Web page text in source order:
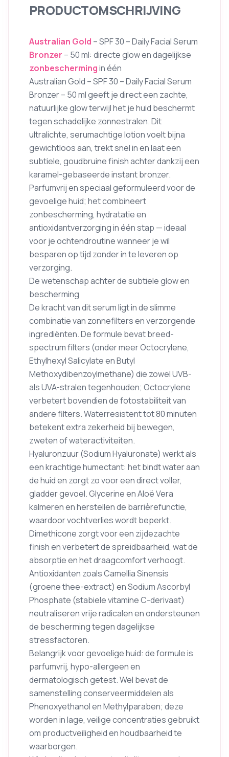
PRODUCTOMSCHRIJVING
Australian Gold – SPF 30 – Daily Facial Serum
Bronzer – 50 ml: directe glow en dagelijkse
zonbeschermingin één
Australian Gold – SPF 30 – Daily Facial Serum
Bronzer – 50 ml geeft je direct een zachte,
natuurlijke glow terwijl het je huid beschermt
tegen schadelijke zonnestralen. Dit
ultralichte, serumachtige lotion voelt bijna
gewichtloos aan, trekt snel in en laat een
subtiele, goudbruine finish achter dankzij een
karamel-gebaseerde instant bronzer.
Parfumvrij en speciaal geformuleerd voor de
gevoelige huid; het combineert
zonbescherming, hydratatie en
antioxidantverzorging in één stap — ideaal
voor je ochtendroutine wanneer je wil
besparen op tijd zonder in te leveren op
verzorging.
De wetenschap achter de subtiele glow en
bescherming
De kracht van dit serum ligt in de slimme
combinatie van zonnefilters en verzorgende
ingrediënten. De formule bevat breed-
spectrum filters (onder meer Octocrylene,
Ethylhexyl Salicylate en Butyl
Methoxydibenzoylmethane) die zowel UVB-
als UVA-stralen tegenhouden; Octocrylene
verbetert bovendien de fotostabiliteit van
andere filters. Waterresistent tot 80 minuten
betekent extra zekerheid bij bewegen,
zweten of wateractiviteiten.
Hyaluronzuur (Sodium Hyaluronate) werkt als
een krachtige humectant: het bindt water aan
de huid en zorgt zo voor een direct voller,
gladder gevoel. Glycerine en Aloë Vera
kalmeren en herstellen de barrièrefunctie,
waardoor vochtverlies wordt beperkt.
Dimethicone zorgt voor een zijdezachte
finish en verbetert de spreidbaarheid, wat de
absorptie en het draagcomfort verhoogt.
Antioxidanten zoals Camellia Sinensis
(groene thee-extract) en Sodium Ascorbyl
Phosphate (stabiele vitamine C-derivaat)
neutraliseren vrije radicalen en ondersteunen
de bescherming tegen dagelijkse
stressfactoren.
Belangrijk voor gevoelige huid: de formule is
parfumvrij, hypo-allergeen en
dermatologisch getest. Wel bevat de
samenstelling conserveermiddelen als
Phenoxyethanol en Methylparaben; deze
worden in lage, veilige concentraties gebruikt
om productveiligheid en houdbaarheid te
waarborgen.